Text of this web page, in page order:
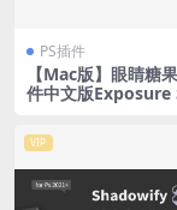
PS插件
【Mac版】眼睛糖
件中文版
c汉化版
VIP